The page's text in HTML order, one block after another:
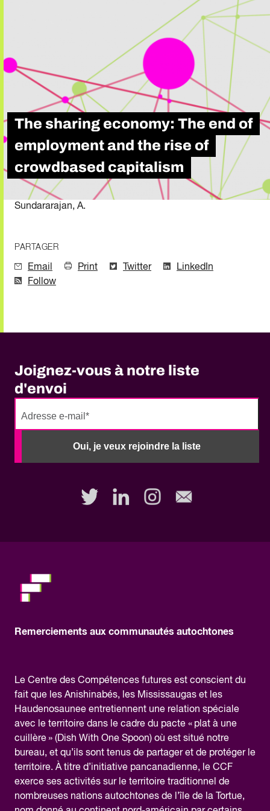
The sharing economy: The end of
employment and the rise of
crowdbased capitalism
Sundararajan, A.
PARTAGER
Email Print Twitter
LinkedIn
Follow
Joignez-vous à notre liste
d'envoi
Oui, je veux rejoindre la liste
No
fill
Remerciements aux communautés autochtones
Le Centre des Compétences futures est conscient du
fait que les Anishinabés, les Mississaugas et les
Haudenosaunee entretiennent une relation spéciale
avec le territoire dans le cadre du pacte « plat à une
cuillère » (Dish With One Spoon) où est situé notre
bureau, et qu’ils sont tenus de partager et de protéger le
territoire. À titre d’initiative pancanadienne, le CCF
exerce ses activités sur le territoire traditionnel de
nombreuses nations autochtones de l’île de la Tortue,